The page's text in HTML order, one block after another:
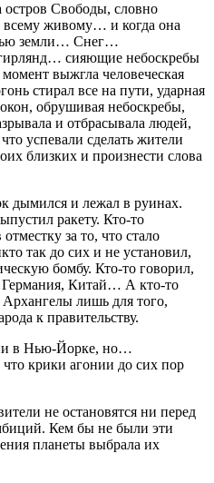
остров Свободы, словно
всему живому… и когда она
земли… Снег…
сияющие небоскребы
выжгла человеческая
стирал все на пути, ударная
обрушивая небоскребы,
и отбрасывала людей,
успевали сделать жители
близких и произнести слова
и лежал в руинах.
ракету. Кто-то
за то, что стало
так до сих и не установил,
бомбу. Кто-то говорил,
Германия, Китай… А кто-то
лишь для того,
к правительству.
в Нью-Йорке, но…
крики агонии до сих пор
не остановятся ни перед
Кем бы не были эти
планеты выбрала их